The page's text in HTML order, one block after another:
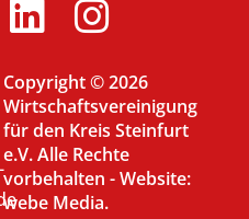
Copyright © 2026
Wirtschaftsvereinigung
für den Kreis Steinfurt
e.V. Alle Rechte
vorbehalten -Website:
webe Media.